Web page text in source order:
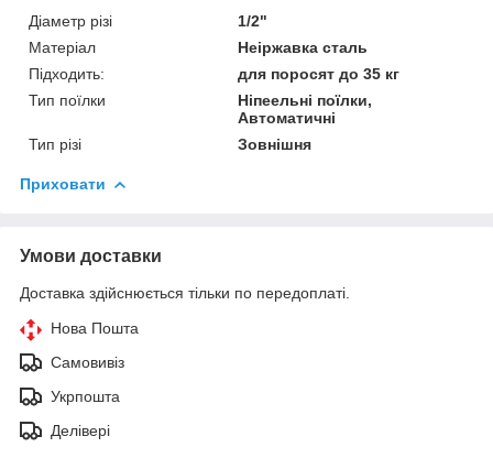
Діаметр різі
1/2"
Матеріал
Неіржавка сталь
Підходить:
для поросят до 35 кг
Тип поїлки
Ніпеельні поїлки,
Автоматичні
Тип різі
Зовнішня
Приховати
Умови доставки
Доставка здійснюється тільки по передоплаті.
Нова Пошта
Самовивіз
Укрпошта
Делівері